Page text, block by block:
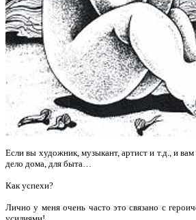
Если вы художник, музыкант, артист и т.д., и вам
дело дома, для быта…
Как успехи?
Лично у меня очень часто это связано с